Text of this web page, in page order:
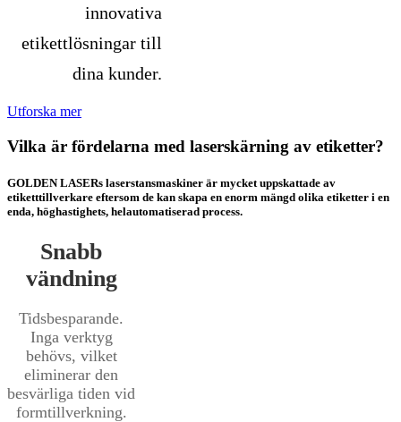
innovativa
etikettlösningar till
dina kunder.
Utforska mer
Vilka är fördelarna med laserskärning av etiketter?
GOLDEN LASERs laserstansmaskiner är mycket uppskattade av
etiketttillverkare eftersom de kan skapa en enorm mängd olika etiketter i en
enda, höghastighets, helautomatiserad process.
Snabb
vändning
Tidsbesparande.
Inga verktyg
behövs, vilket
eliminerar den
besvärliga tiden vid
formtillverkning.